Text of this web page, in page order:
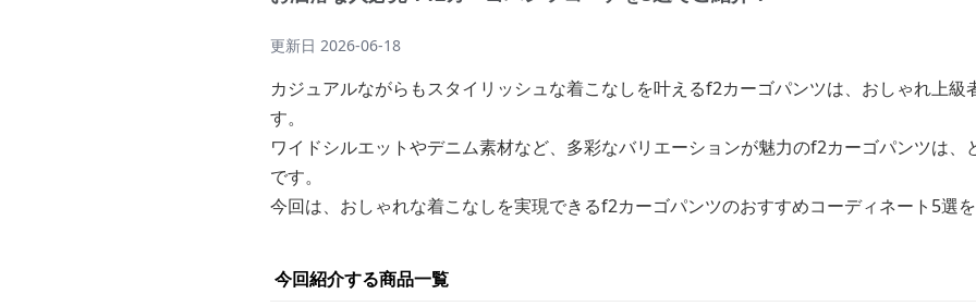
更新日 2026-06-18
カジュアルながらもスタイリッシュな着こなしを叶えるf2カーゴパンツは、おしゃれ上級
す。
ワイドシルエットやデニム素材など、多彩なバリエーションが魅力のf2カーゴパンツは、
です。
今回は、おしゃれな着こなしを実現できるf2カーゴパンツのおすすめコーディネート5選を
今回紹介する商品一覧